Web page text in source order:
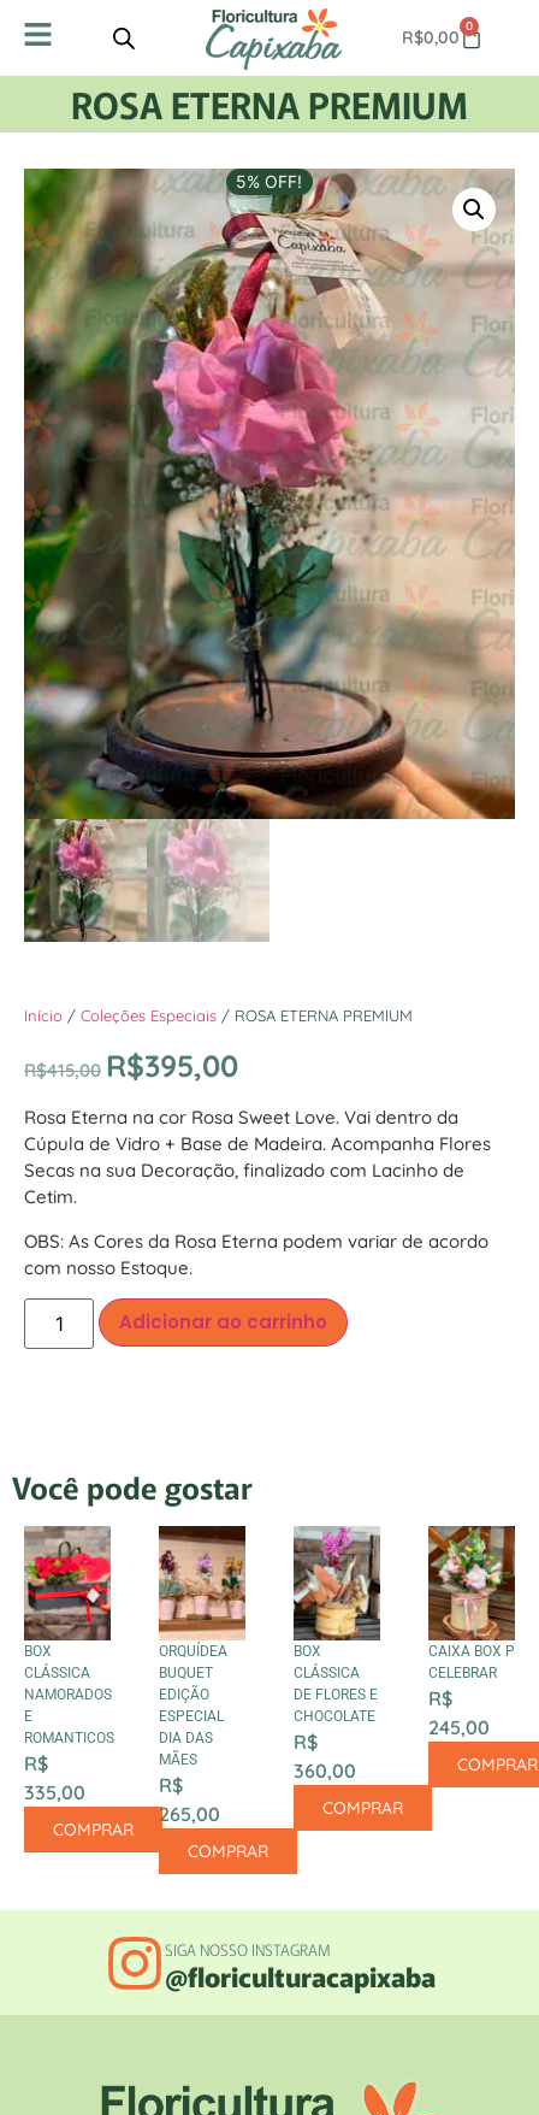
R$0,00
0
ROSA ETERNA PREMIUM
5% OFF!
Início / Coleções Especiais / ROSA ETERNA PREMIUM
R$415,00 R$395,00
Rosa Eterna na cor Rosa Sweet Love. Vai dentro da
Cúpula de Vidro + Base de Madeira. Acompanha Flores
Secas na sua Decoração, finalizado com Lacinho de
Cetim.
OBS: As Cores da Rosa Eterna podem variar de acordo
com nosso Estoque.
Adicionar ao carrinho
Você pode gostar
BOX
CLÁSSICA
NAMORADOS
E
ROMANTICOS
R$
335,00
COMPRAR
ORQUÍDEA
BUQUET
EDIÇÃO
ESPECIAL
DIA DAS
MÃES
R$
265,00
COMPRAR
BOX
CLÁSSICA
DE FLORES E
CHOCOLATE
R$
360,00
COMPRAR
CAIXA BOX P
CELEBRAR
R$
245,00
COMPRAR
SIGA NOSSO INSTAGRAM
@floriculturacapixaba